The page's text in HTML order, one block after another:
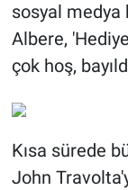
sosyal medya
Albere,
çok hoş,
Kısa sürede
John